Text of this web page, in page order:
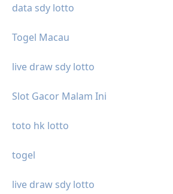
data sdy lotto
Togel Macau
live draw sdy lotto
Slot Gacor Malam Ini
toto hk lotto
togel
live draw sdy lotto